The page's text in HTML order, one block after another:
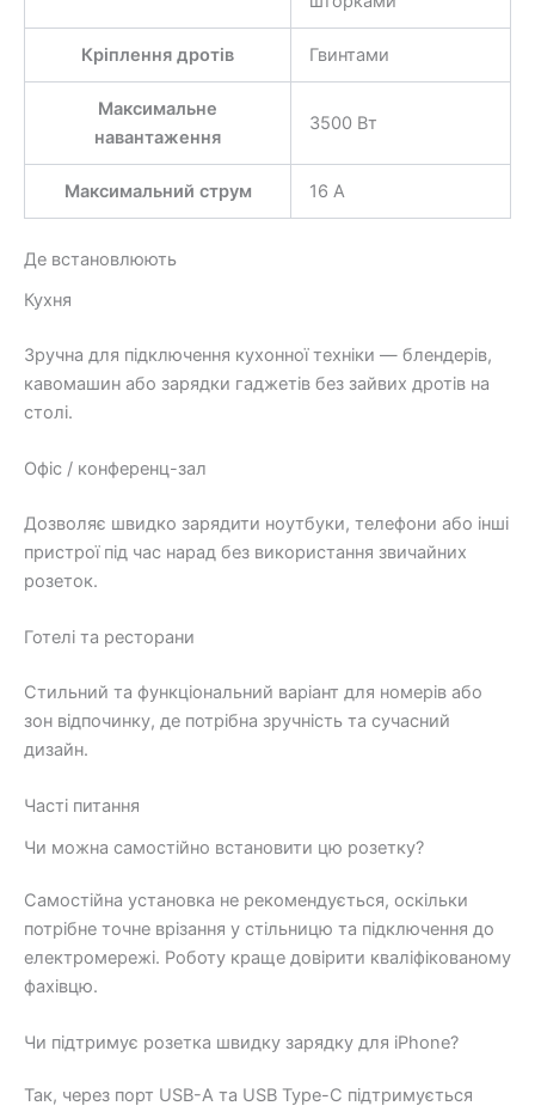
Кріплення дротів Гвинтами
Максимальне
навантаження
3500 Вт
Максимальний струм 16 А
Де встановлюють
Кухня
Зручна для підключення кухонної техніки — блендерів,
кавомашин або зарядки гаджетів без зайвих дротів на
столі.
Офіс / конференц-зал
Дозволяє швидко зарядити ноутбуки, телефони або інші
пристрої під час нарад без використання звичайних
розеток.
Готелі та ресторани
Стильний та функціональний варіант для номерів або
зон відпочинку, де потрібна зручність та сучасний
дизайн.
Часті питання
Чи можна самостійно встановити цю розетку?
Самостійна установка не рекомендується, оскільки
потрібне точне врізання у стільницю та підключення до
електромережі. Роботу краще довірити кваліфікованому
фахівцю.
Чи підтримує розетка швидку зарядку для iPhone?
Так, через порт USB-A та USB Type-C підтримується